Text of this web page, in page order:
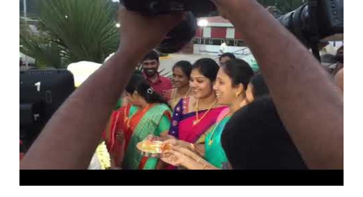
தீம்பால் பொங்கல்' என சிறப்பிக்கும் சீவக சிந்தாமணி. காலங்கள்
தோறும் தமிழர்களின் வாழ்வியல் அங்கமாக உள்ள பொங்கல் விழாவில்
தமிழர்கள் சொந்த பிள்ளைகளைப் போல கால்நடைகளை வளர்த்துப்
போற்றி உடன் விளையாடி மகிழ்வதும் இயற்கையுடன் இணைந்த
இயந்திரம் இல்லாத கால வாழ்க்கை முறையாகும். தொடர்ந்து உற்றார்
உறவுகளைக் கண்டு மகிழும் காணும் பொங்கல் இயற்கை, வாழ்வியல்
முறை, உறவுகள் சார்ந்த உயிர்ப்பான ...